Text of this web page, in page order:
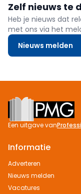
te laag voorziet.
Zelf nieuws te
Heb je nieuws dat
met ons via het
Nieuws melden
Footer
Een uitgave van
Informatie
Adverteren
Nieuws melden
Vacatures